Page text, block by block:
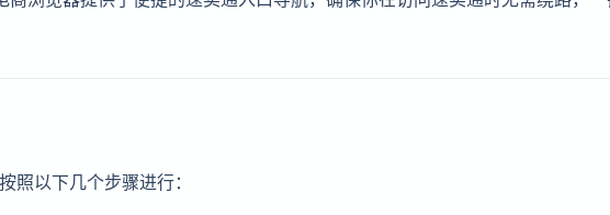
照以下几个步骤进行：